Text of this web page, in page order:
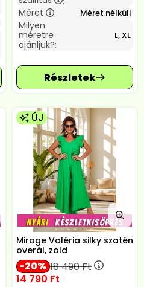
Méret : Méret nélküli
Milyen
méretre
ajánljuk?:
L, XL
ÚJ
Mirage Valéria silky szatén
overál, zöld
20 18 490Ft
14 790 Ft